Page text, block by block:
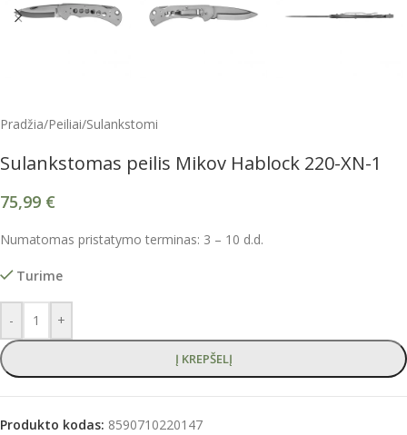
Pradžia/Peiliai/Sulankstomi
Sulankstomas peilis Mikov Hablock 220-XN-1
75,99 €
Numatomas pristatymo terminas: 3 – 10 d.d.
Turime
- +
Į KREPŠELĮ
Produkto kodas: 8590710220147